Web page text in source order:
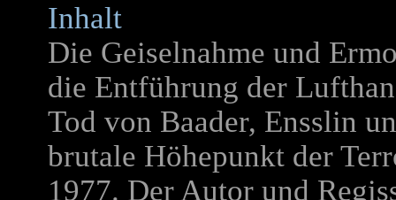
Inhalt
Die Geiselnahme und
die Entführung der
Tod von Baader, Ensslin
brutale Höhepunkt der
1977. Der Autor und